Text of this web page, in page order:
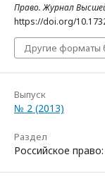
Право. Журнал
https://doi.org/
Другие форматы
Выпуск
№ 2 (2013)
Раздел
Российское